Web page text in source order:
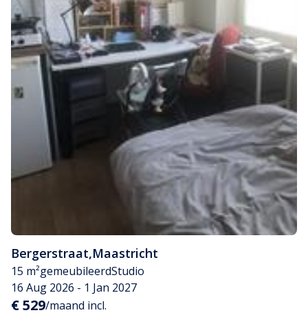
Bergerstraat,Maastricht
15 m²gemeubileerdStudio
16 Aug 2026 - 1 Jan 2027
€ 529/maand incl.